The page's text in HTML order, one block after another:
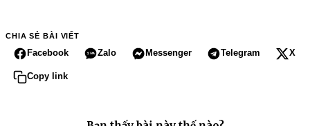
CHIA SẺ BÀI VIẾT
Facebook Zalo Messenger Telegram X
Copy link